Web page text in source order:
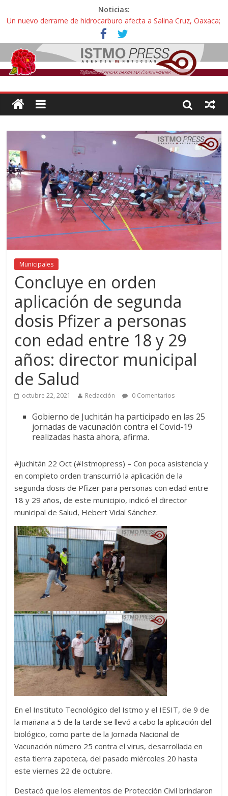
Noticias:
Un nuevo derrame de hidrocarburo afecta a Salina Cruz, Oaxaca;
ahora pescadores de Salinas del Marqués denuncian daños de
Pemex
Ángel, el joven autista expulsado por la Universidad Bienestar de
Ixtepec, Oaxaca vuelve a las aulas tras amparo
Familiares de periodista Alejandro Leyva se reúnen con titular de
intelectuales de su asesinato
Alertan pescadores de Juchitán, Oaxaca de nuevo despojo de su
Pescadores y comuneros ikoots detienen la extracción ilegal de
material pétreo de gravera Oyamel
Municipales
Concluye en orden
aplicación de segunda
dosis Pfizer a personas
con edad entre 18 y 29
años: director municipal
de Salud
octubre 22, 2021 Redacción 0 Comentarios
Gobierno de Juchitán ha participado en las 25
jornadas de vacunación contra el Covid-19
realizadas hasta ahora, afirma.
#Juchitán 22 Oct (#Istmopress) – Con poca asistencia y
en completo orden transcurrió la aplicación de la
segunda dosis de Pfizer para personas con edad entre
18 y 29 años, de este municipio, indicó el director
municipal de Salud, Hebert Vidal Sánchez.
En el Instituto Tecnológico del Istmo y el IESIT, de 9 de
la mañana a 5 de la tarde se llevó a cabo la aplicación del
biológico, como parte de la Jornada Nacional de
Vacunación número 25 contra el virus, desarrollada en
esta tierra zapoteca, del pasado miércoles 20 hasta
este viernes 22 de octubre.
Destacó que los elementos de Protección Civil brindaron